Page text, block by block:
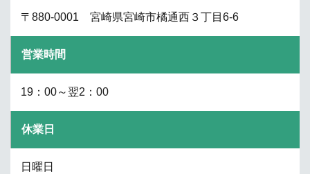
〒880-0001 宮崎県宮崎市橘通西３丁目6-6
営業時間
19：00～翌2：00
休業日
日曜日